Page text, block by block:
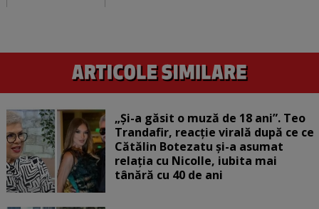
„Și-a găsit o muză de 18 ani”. Teo
Trandafir, reacție virală după ce ce
Cătălin Botezatu și-a asumat
relația cu Nicolle, iubita mai
tânără cu 40 de ani